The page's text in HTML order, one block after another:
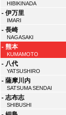
HIBIKINADA
- 伊万里
IMARI
- 長崎
NAGASAKI
- 熊本
KUMAMOTO
- 八代
YATSUSHIRO
- 薩摩川内
SATSUMA SENDAI
- 志布志
SHIBUSHI